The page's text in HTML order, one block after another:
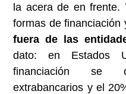
la acera de en
formas de financiación
fuera de las
dato: en Estados
financiación se
extrabancarios y el